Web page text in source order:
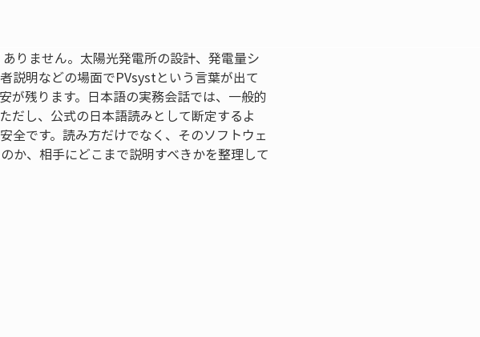
りません。太陽光発電所の設計、発電量シ
説明などの場面でPVsystという言葉が出て
が残ります。日本語の実務会話では、一般的
だし、公式の日本語読みとして断定するよ
全です。読み方だけでなく、そのソフトウェ
か、相手にどこまで説明すべきかを整理して